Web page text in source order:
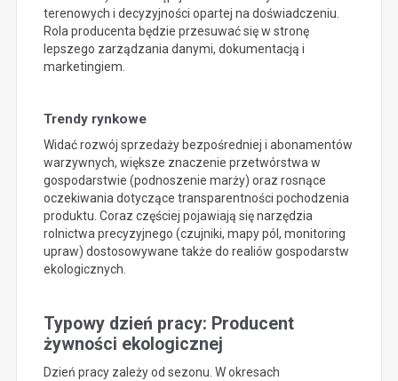
terenowych i decyzyjności opartej na doświadczeniu.
Rola producenta będzie przesuwać się w stronę
lepszego zarządzania danymi, dokumentacją i
marketingiem.
Trendy rynkowe
Widać rozwój sprzedaży bezpośredniej i abonamentów
warzywnych, większe znaczenie przetwórstwa w
gospodarstwie (podnoszenie marży) oraz rosnące
oczekiwania dotyczące transparentności pochodzenia
produktu. Coraz częściej pojawiają się narzędzia
rolnictwa precyzyjnego (czujniki, mapy pól, monitoring
upraw) dostosowywane także do realiów gospodarstw
ekologicznych.
Typowy dzień pracy: Producent
żywności ekologicznej
Dzień pracy zależy od sezonu. W okresach